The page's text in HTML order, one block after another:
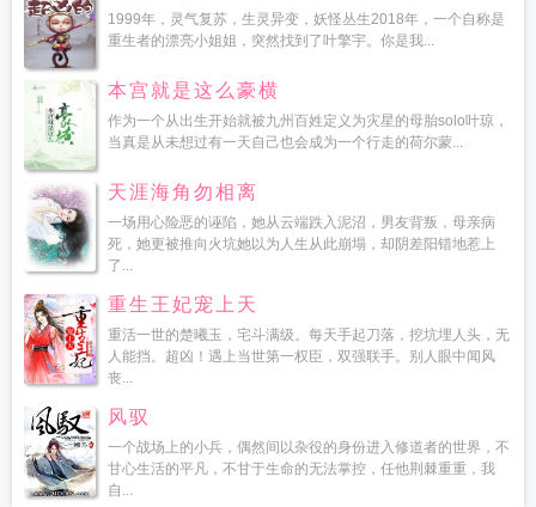
1999年，灵气复苏，生灵异变，妖怪丛生2018年，一个自称是
重生者的漂亮小姐姐，突然找到了叶擎宇。你是我...
本宫就是这么豪横
作为一个从出生开始就被九州百姓定义为灾星的母胎solo叶琼，
当真是从未想过有一天自己也会成为一个行走的荷尔蒙...
天涯海角勿相离
一场用心险恶的诬陷，她从云端跌入泥沼，男友背叛，母亲病
死，她更被推向火坑她以为人生从此崩塌，却阴差阳错地惹上
了...
重生王妃宠上天
重活一世的楚曦玉，宅斗满级。每天手起刀落，挖坑埋人头，无
人能挡。超凶！遇上当世第一权臣，双强联手。别人眼中闻风
丧...
风驭
一个战场上的小兵，偶然间以杂役的身份进入修道者的世界，不
甘心生活的平凡，不甘于生命的无法掌控，任他荆棘重重，我
自...